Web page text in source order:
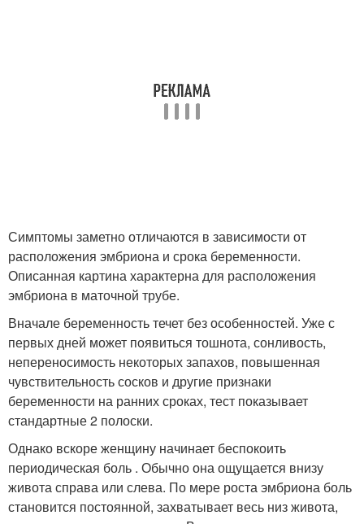
Симптомы заметно отличаются в зависимости от
расположения эмбриона и срока беременности.
Описанная картина характерна для расположения
эмбриона в маточной трубе.
Вначале беременность течет без особенностей. Уже с
первых дней может появиться тошнота, сонливость,
непереносимость некоторых запахов, повышенная
чувствительность сосков и другие признаки
беременности на ранних сроках, тест показывает
стандартные 2 полоски.
Однако вскоре женщину начинает беспокоить
периодическая боль . Обычно она ощущается внизу
живота справа или слева. По мере роста эмбриона боль
становится постоянной, захватывает весь низ живота,